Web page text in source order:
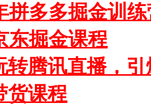
拼多多掘金训
东掘金课程
转腾讯直播，
货课程